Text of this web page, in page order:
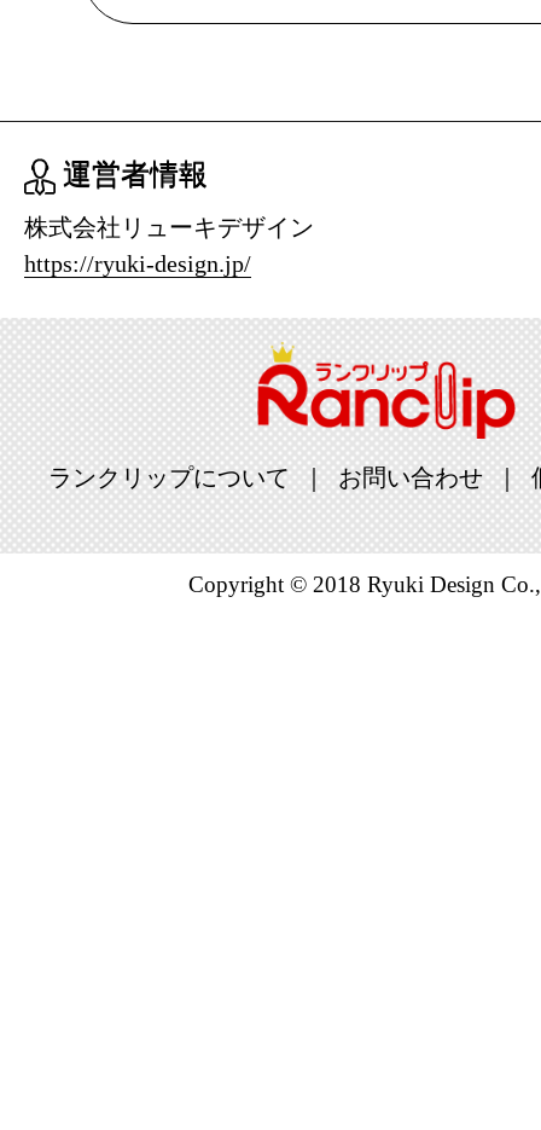
運営者情報
株式会社リューキデザイン
https://ryuki-design.jp/
ランクリップについて お問い合わせ
Copyright © 2018 Ryuki Design